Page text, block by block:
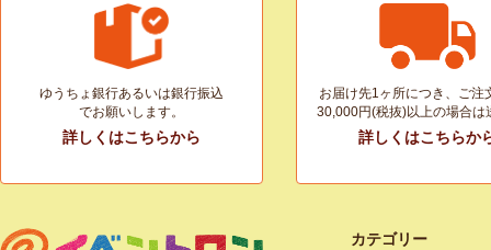
ゆうちょ銀行あるいは銀行振込
でお願いします。
詳しくはこちらから
お届け先1ヶ所につき、ご注
30,000円(税抜)以上の場合は
詳しくはこちらか
カテゴリー